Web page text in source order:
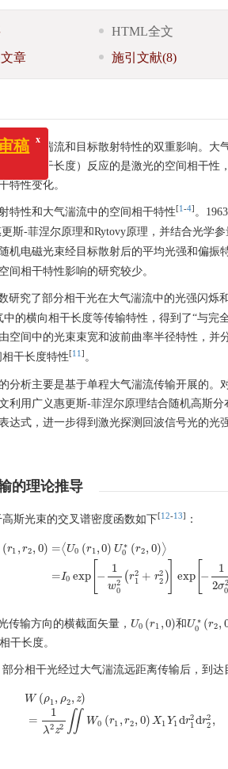
HTML全文
章
施引文献(8)
受大气湍流和目标散射特性的双重影响。
横向相干长度）反应的是激光的空间相干
特性变化。
特性和大气湍流中的空间相干特性[1 -4] 。
斯-菲涅尔原理和Rytovy原理，并结合光学
机电磁光束经目标散射后的平均光强和偏振
间相干特性影响的研究较少。
研究了部分相干光在大气湍流中的光强闪烁
中的横向相干长度等传输特性，得到了“与
空间中的光束束宽和波前曲率半径特性，并
干长度特性[11 ] 。
分析主要是基于单程大气湍流传输开展的
利用广义惠更斯-菲涅尔原理结合随机高斯
达式，进一步得到激光探测回波信号光的
的理论推导
斯光束的交叉谱密度函数如下[12-13] ：
(r1 , r2, 0) =
=
⟨ U0 (r1 ,0) U ∗
0 (r2, 0)⟩
I0 exp [−
1
w2
0
(r2
1 + r2
2 )] exp[−
1
2σ2
0
(r (r ,0 )⟩ exp 12
传输方向的横截面矢量， U0 (r1 ,0)
U0 (r1, 0) 和 U ∗
0 (r2,
U0∗(r2 ,
干长度。
分相干光经过大气湍流远距离传输后，到
W (ρ1, ρ2, z)
=
1
λ2z2 ∬ W0 (r1 , r2, 0) X1 Y1dr2
1dr2
2 ,
ρ )=1 λ2z 2∬ 1,r 2,0 )X 1Y1 d r1
投审稿